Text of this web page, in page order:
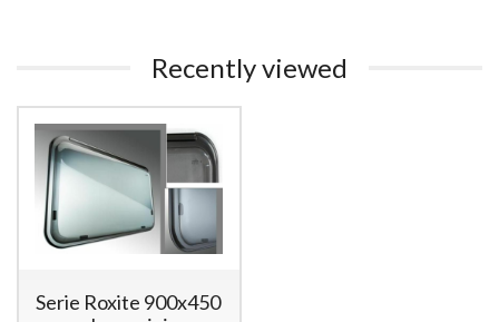
Recently viewed
Serie Roxite 900x450